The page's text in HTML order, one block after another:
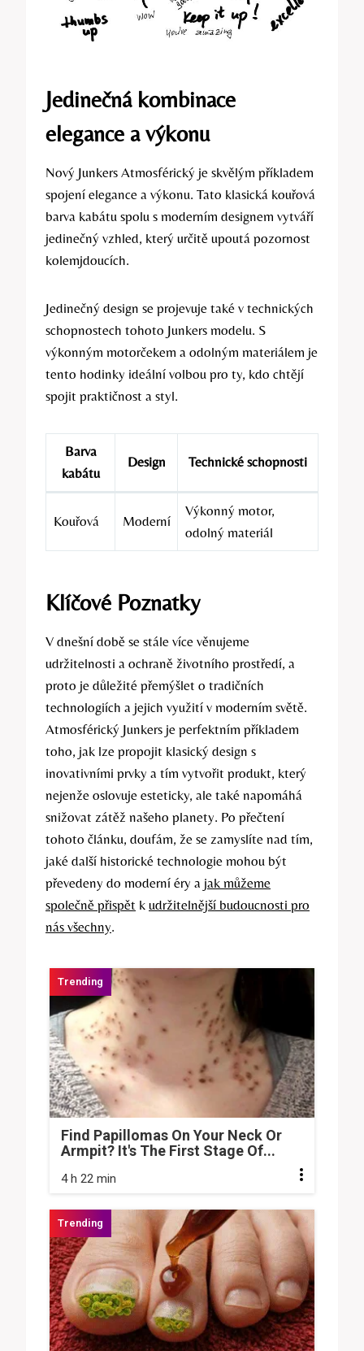
Jedinečná kombinace
elegance a výkonu
Nový Junkers Atmosférický je skvělým příkladem
spojení elegance a výkonu. Tato klasická kouřová
barva kabátu spolu s moderním designem vytváří
jedinečný vzhled, který určitě upoutá pozornost
kolemjdoucích.
Jedinečný design se projevuje také v technických
schopnostech tohoto Junkers modelu. S
výkonným motorčekem a odolným materiálem je
tento hodinky ideální volbou pro ty, kdo chtějí
spojit praktičnost a styl.
Barva
kabátu
Design Technické schopnosti
Kouřová Moderní
Výkonný motor,
odolný materiál
Klíčové Poznatky
V dnešní době se stále více věnujeme
udržitelnosti a ochraně životního prostředí, a
proto je důležité přemýšlet o tradičních
technologiích a jejich využití v moderním světě.
Atmosférický Junkers je perfektním příkladem
toho, jak lze propojit klasický design s
inovativními prvky a tím vytvořit produkt, který
nejenže oslovuje esteticky, ale také napomáhá
snižovat zátěž našeho planety. Po přečtení
tohoto článku, doufám, že se zamyslíte nad tím,
jaké další historické technologie mohou být
převedeny do moderní éry a jak můžeme
společně přispět k udržitelnější budoucnosti pro
nás všechny.
Find Papillomas On Your Neck Or
Armpit? It's The First Stage Of...
4 h 22 min